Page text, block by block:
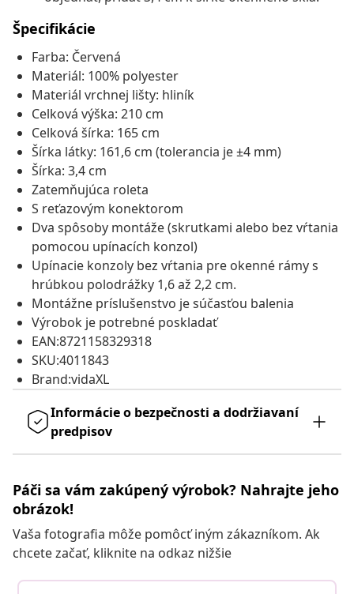
Špecifikácie
Farba: Červená
Materiál: 100% polyester
Materiál vrchnej lišty: hliník
Celková výška: 210 cm
Celková šírka: 165 cm
Šírka látky: 161,6 cm (tolerancia je ±4 mm)
Šírka: 3,4 cm
Zatemňujúca roleta
S reťazovým konektorom
Dva spôsoby montáže (skrutkami alebo bez vŕtania
pomocou upínacích konzol)
Upínacie konzoly bez vŕtania pre okenné rámy s
hrúbkou polodrážky 1,6 až 2,2 cm.
Montážne príslušenstvo je súčasťou balenia
Výrobok je potrebné poskladať
EAN:8721158329318
SKU:4011843
Brand:vidaXL
Informácie o bezpečnosti a dodržiavaní
predpisov
Páči sa vám zakúpený výrobok? Nahrajte jeho
obrázok!
Vaša fotografia môže pomôcť iným zákazníkom. Ak
chcete začať, kliknite na odkaz nižšie